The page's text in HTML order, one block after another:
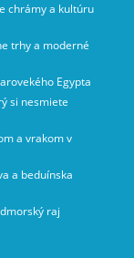
chrámy a kultúru
trhy a moderné
Egypta
si nesmiete
a vrakom v
a beduínska
raj